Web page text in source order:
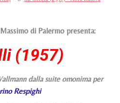
di Palermo presenta:
(1957)
dalla suite omonima per
Respighi